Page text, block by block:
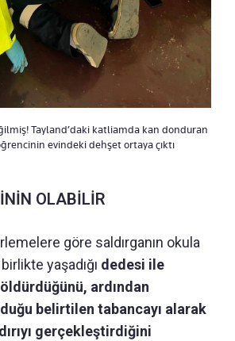
Tayland’daki katliamda kan donduran
evindeki dehşet ortaya çıktı
OLABİLİR
göre saldırganın okula
yaşadığı dedesi ile
ardından
belirtilen tabancayı alarak
gerçekleştirdiğini